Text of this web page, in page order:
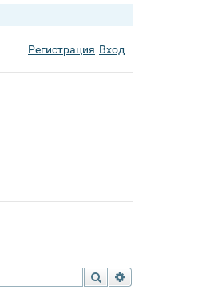
Регистрация Вход
Поиск